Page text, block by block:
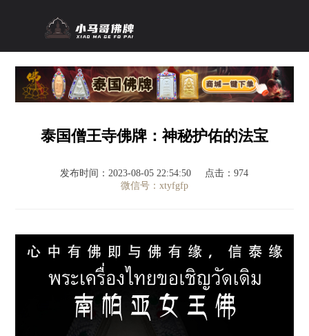
泰国僧王寺佛牌：神秘护佑的法宝
发布时间：2023-08-05 22:54:50
点击：974
微信号：xtyfgfp